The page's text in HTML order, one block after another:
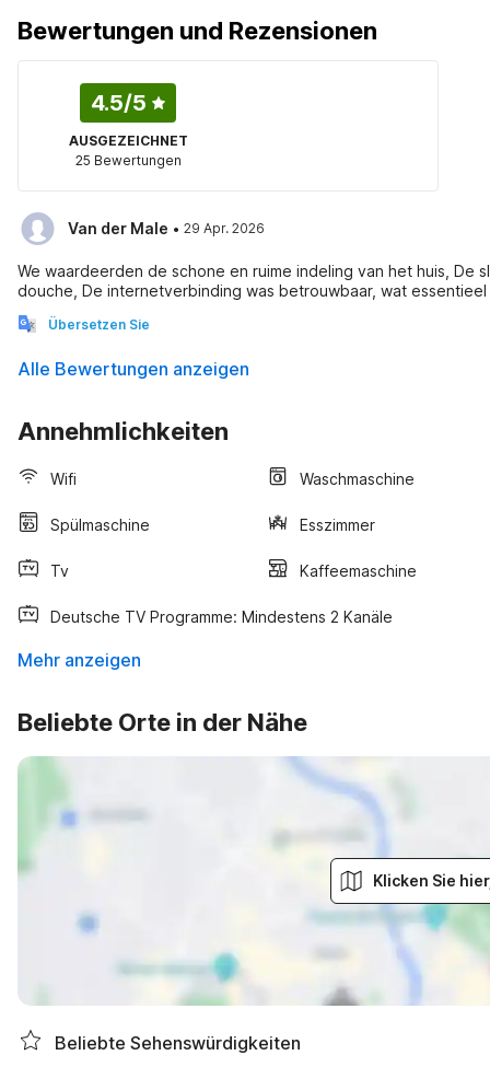
Bewertungen und Rezensionen
4.5/5
AUSGEZEICHNET
25 Bewertungen
Van der Male · 29 Apr. 2026
We waardeerden de schone en ruime indeling van het huis,
douche, De internetverbinding was betrouwbaar, wat
Übersetzen Sie
Alle Bewertungen anzeigen
Annehmlichkeiten
Wifi Waschmaschine
Spülmaschine Esszimmer
Tv Kaffeemaschine
Deutsche TV Programme: Mindestens 2 Kanäle
Mehr anzeigen
Beliebte Orte in der Nähe
Klicken Sie
Beliebte Sehenswürdigkeiten